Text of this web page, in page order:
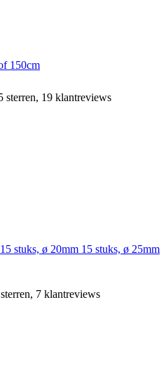
150cm
sterren, 19 klantreviews
stuks, ø 20mm 15 stuks, ø 25mm
7 klantreviews